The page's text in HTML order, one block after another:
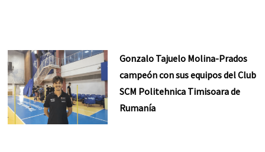
Gonzalo Tajuelo Molina-Prados
campeón con sus equipos del Club
SCM Politehnica Timisoara de
Rumanía